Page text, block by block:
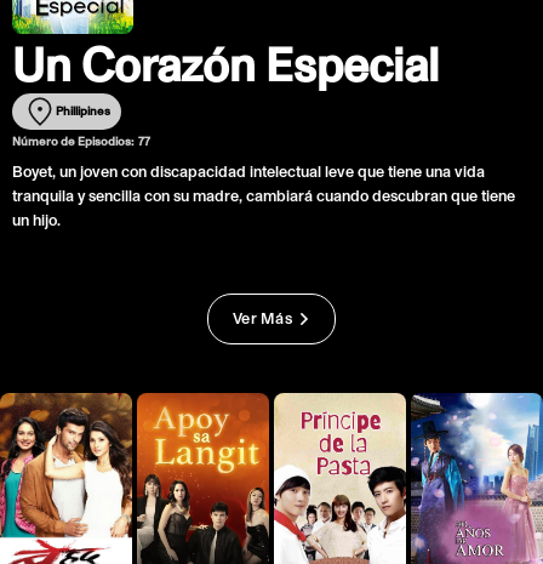
Un Corazón Especial
Phillipines
Número de Episodios: 77
Boyet, un joven con discapacidad intelectual leve que tiene una vida
tranquila y sencilla con su madre, cambiará cuando descubran que tiene
un hijo.
Ver Más